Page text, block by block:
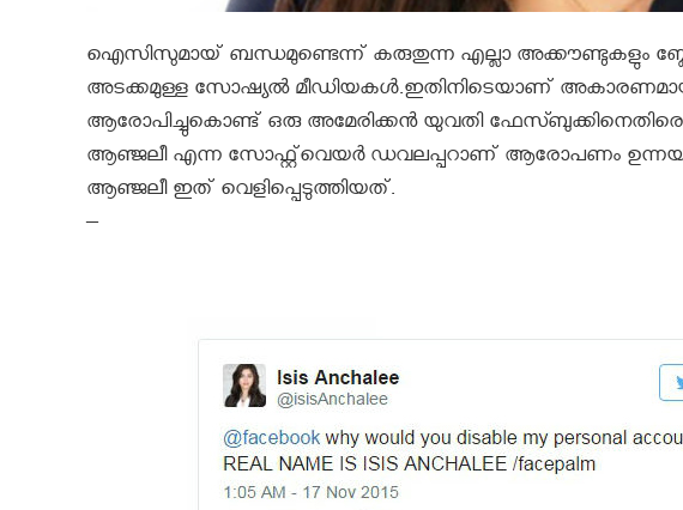
ഐസിസുമായ് ബന്ധമുണ്ടെന്ന് കരുതുന്ന എല്ലാ അക്കൗണ്ടുകളും
അടക്കമുള്ള സോഷ്യല്‍ മീഡിയകള്‍.ഇതിനിടെയാണ്
ആരോപിച്ചുകൊണ്ട്‌ ഒരു അമേരിക്കന്‍ യുവതി
ആഞ്ജലീ എന്ന സോഫ്റ്റ്‌വെയര്‍ ഡവലപ്പറാണ് ആരോപണം
ആഞ്ജലീ ഇത് വെളിപ്പെടുത്തിയത്.
–